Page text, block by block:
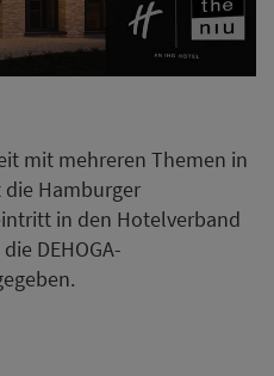
mit mehreren Themen in
Hamburger
in den Hotelverband
DEHOGA-